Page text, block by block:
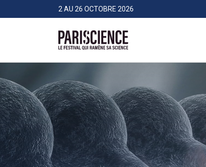
>Aller au contenu2 AU 26 OCTOBRE 2026
Panneau de gestion des cookies